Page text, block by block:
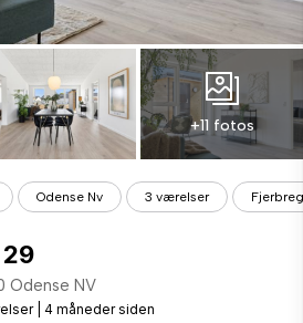
+11 fotos
Odense Nv 3 værelser
Odense NV
4 måneder siden